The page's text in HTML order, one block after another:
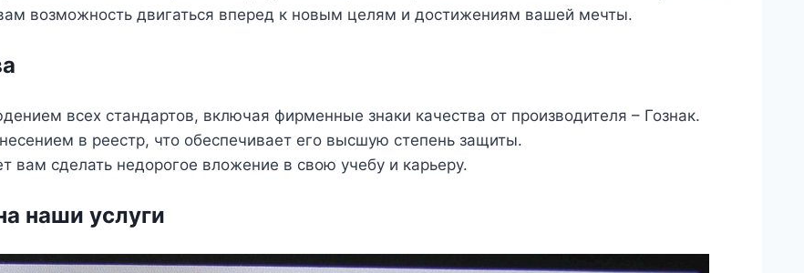
возможность двигаться вперед к новым целям и достижениям вашей мечты.
всех стандартов, включая фирменные знаки качества от производителя – Гознак.
в реестр, что обеспечивает его высшую степень защиты.
вам сделать недорогое вложение в свою учебу и карьеру.
наши услуги